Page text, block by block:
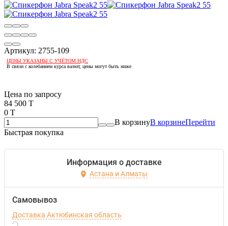
Артикул: 2755-109
ЦЕНЫ УКАЗАНЫ С УЧЁТОМ НДС
В связи с колебанием курса валют, цены могут быть ниже
Цена по запросу
84 500 T
0 T
В корзинуВ корзинеПерейти
Быстрая покупка
Информация о доставке
Астана и Алматы
Самовывоз
Доставка Актюбинская область